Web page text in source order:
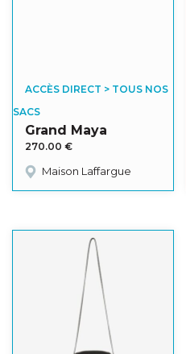
ACCÈS DIRECT > TOUS NOS
SACS
Grand Maya
270.00 €
Maison Laffargue